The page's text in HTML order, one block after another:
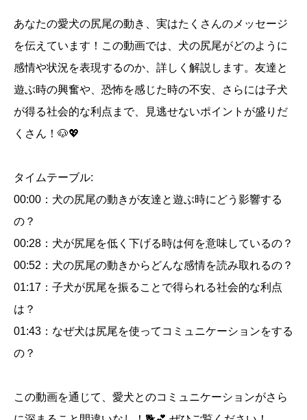
ー
ト
動
セ
ッ
あなたの愛犬の尻尾の動き、実はたくさんのメッセージ
を伝えています！この動画では、犬の尻尾がどのように
感情や状況を表現するのか、詳しく解説します。友達と
遊ぶ時の興奮や、恐怖を感じた時の不安、さらには子犬
が得る社会的な利点まで、見逃せないポイントが盛りだ
くさん！🐶💖
タイムテーブル:
00:00：犬の尻尾の動きが友達と遊ぶ時にどう影響する
の？
00:28：犬が尻尾を低く下げる時は何を意味しているの？
00:52：犬の尻尾の動きからどんな感情を読み取れるの？
01:17：子犬が尻尾を振ることで得られる社会的な利点
は？
01:43：なぜ犬は尻尾を使ってコミュニケーションをする
の？
この動画を通じて、愛犬とのコミュニケーションがさら